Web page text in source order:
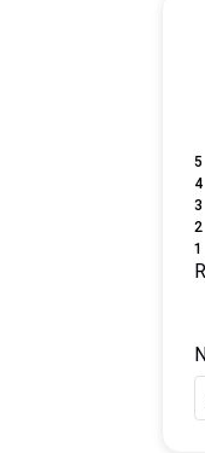
5
4
3
2
1